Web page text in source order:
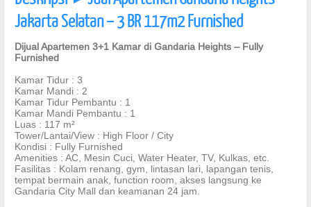
Jakarta Selatan – 3 BR 117m2 Furnished
Dijual Apartemen 3+1 Kamar di Gandaria Heights – Fully
Furnished
Kamar Tidur : 3
Kamar Mandi : 2
Kamar Tidur Pembantu : 1
Kamar Mandi Pembantu : 1
Luas : 117 m²
Tower/Lantai/View : High Floor / City
Kondisi : Fully Furnished
Amenities : AC, Mesin Cuci, Water Heater, TV, Kulkas, etc.
Fasilitas : Kolam renang, gym, lintasan lari, lapangan tenis,
tempat bermain anak, function room, akses langsung ke
Gandaria City Mall dan keamanan 24 jam.